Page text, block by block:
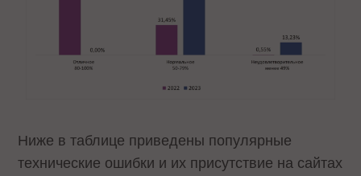
Ниже в таблице приведены популярные
технические ошибки и их присутствие на сайтах